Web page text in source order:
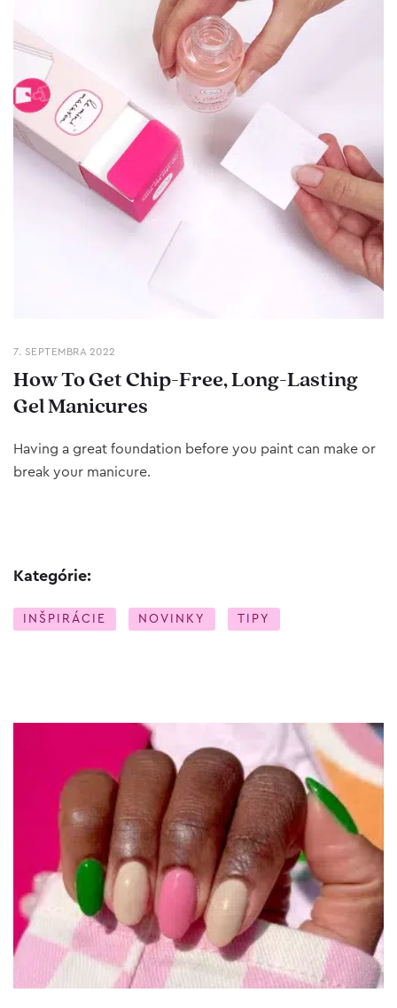
7. SEPTEMBRA 2022
How To Get Chip-Free, Long-Lasting
Gel Manicures
Having a great foundation before you paint can make or
break your manicure.
Kategórie:
INŠPIRÁCIE NOVINKY TIPY